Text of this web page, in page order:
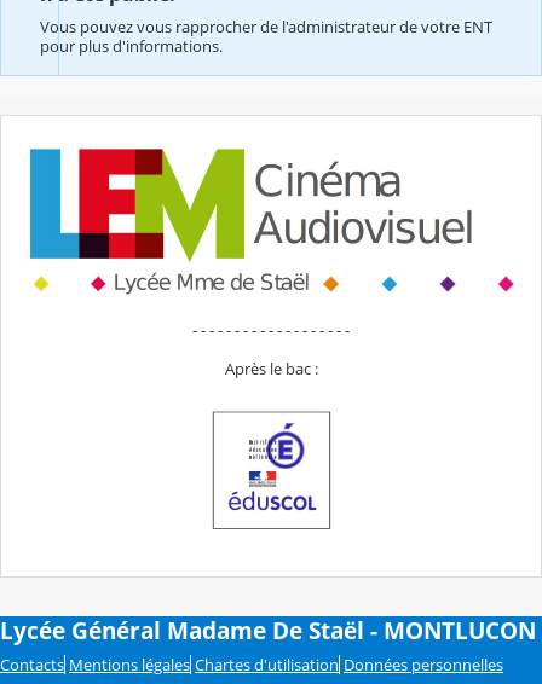
Vous pouvez vous rapprocher de l'administrateur de votre ENT
pour plus d'informations.
- - - - - - - - - - - - - - - - - - -
Après le bac :
Lycée Général Madame De Staël - MONTLUCON
Contacts Mentions légales Chartes d'utilisation Données personnelles